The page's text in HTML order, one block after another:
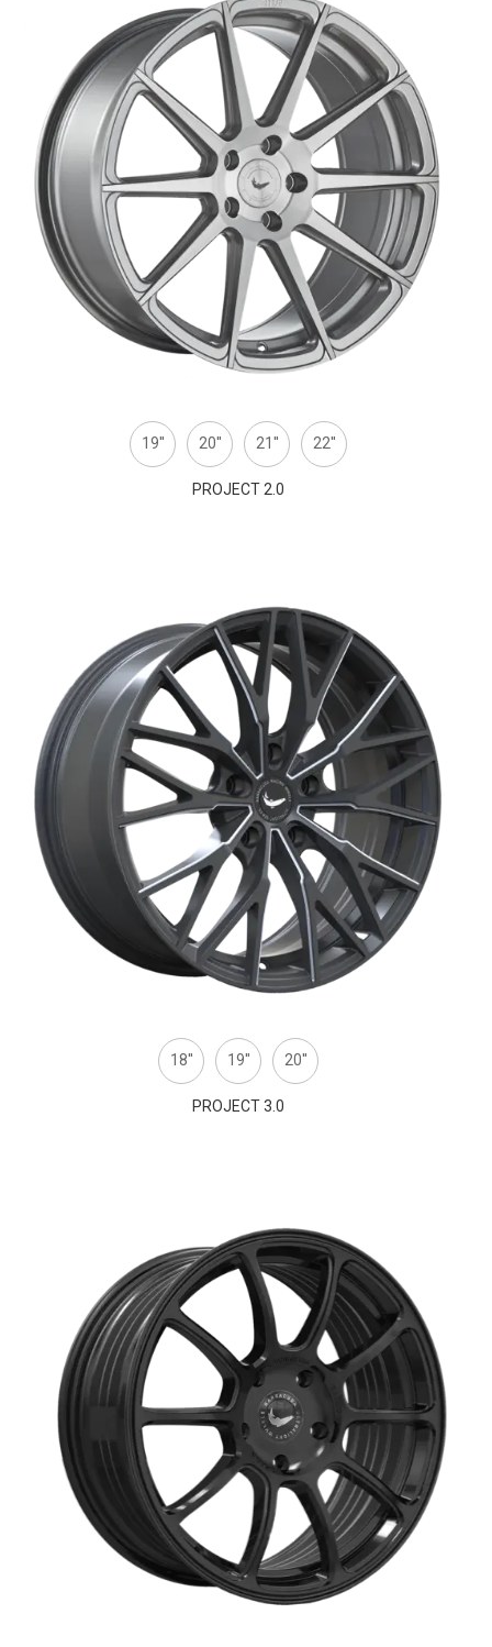
19'' 20'' 21'' 22''
PROJECT 2.0
18'' 19'' 20''
PROJECT 3.0